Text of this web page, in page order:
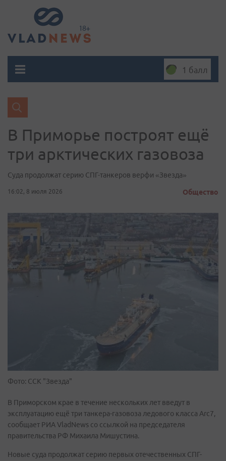
1 балл
В Приморье построят ещё
три арктических газовоза
Суда продолжат серию СПГ-танкеров верфи «Звезда»
16:02, 8 июля 2026 Общество
Фото: ССК "Звезда"
В Приморском крае в течение нескольких лет введут в
эксплуатацию ещё три танкера-газовоза ледового класса Arc7,
сообщает РИА VladNews со ссылкой на председателя
правительства РФ Михаила Мишустина.
Новые суда продолжат серию первых отечественных СПГ-